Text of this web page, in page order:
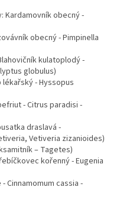
Kardamovník obecný -
obecný - Pimpinella
kulatoplodý -
globulus)
- Hyssopus
- Citrus paradisi -
draslavá -
Vetiveria zizanioides)
– Tagetes)
kořenný - Eugenia
Cinnamomum cassia -